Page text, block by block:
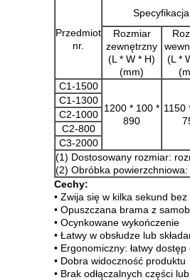
Przedmiot
nr.
Specyfikacja
Rozmiar
zewnętrzny
(L * W * H)
(mm)
(L *
C1-1500
1200 * 100 *
890
1150
C1-1300
C2-1000
C2-800
C3-2000
(1) Dostosowany rozmiar:
(2) Obróbka
Cechy:
• Zwija się w kilka sekund
• Opuszczana brama z
• Ocynkowane wykończenie
• Łatwy w obsłudze lub
• Ergonomiczny: łatwy
• Dobra widoczność produktu
• Brak odłączalnych części